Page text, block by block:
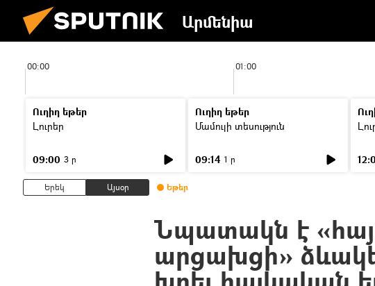
Արմենիա
00:00 01:00
Ուղիղ եթեր
Լուրեր
09:00 3 ր
Ուղիղ եթեր
Մամուլի տեսություն
09:14 1 ր
Երեկ Այսօր Եթեր
Նպատակն է
արցախցի»